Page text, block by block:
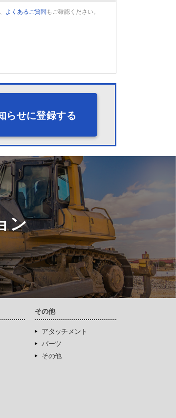
よくあるご質問もご確認ください。
らせに登録する
ン
その他
アタッチメント
パーツ
その他